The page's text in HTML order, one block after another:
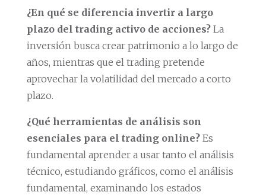
¿En qué se diferencia invertir a largo
plazo del trading activo de acciones?La
inversión busca crear patrimonio a lo largo de
años, mientras que el trading pretende
aprovechar la volatilidad del mercado a corto
plazo.
¿Qué herramientas de análisis son
esenciales para el trading online?Es
fundamental aprender a usar tanto el análisis
técnico, estudiando gráficos, como el análisis
fundamental, examinando los estados